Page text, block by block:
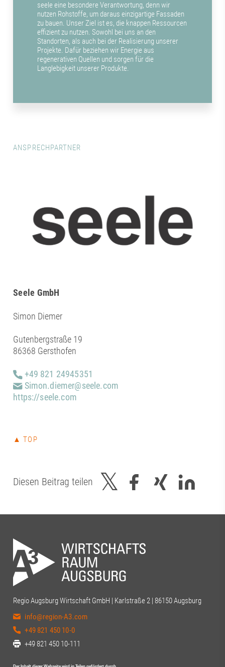
seele eine besondere Verantwortung, denn wir
nutzen Rohstoffe, um daraus einzigartige Fassaden
zu bauen. Unser Ziel ist es, die knappen Ressourcen
effizient zu nutzen. Sowohl bei uns an den
Standorten, als auch bei der Realisierung unserer
Projekte. Dafür beziehen wir Energie aus
regenerativen Quellen und sorgen für die
Langlebigkeit unserer Produkte.
ANSPRECHPARTNER
Seele GmbH
Simon Diemer
Gutenbergstraße 19
86368 Gersthofen
+49 821 24945351
Simon.diemer@seele.com
https://seele.com
▲ TOP
Diesen Beitrag teilen
Regio Augsburg Wirtschaft GmbH | Karlstraße 2 | 86150 Augsburg
info@region-A3.com
+49 821 450 10-0
+49 821 450 10-111